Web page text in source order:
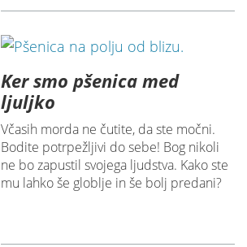
Ker smo pšenica med
ljuljko
Včasih morda ne čutite, da ste močni.
Bodite potrpežljivi do sebe! Bog nikoli
ne bo zapustil svojega ljudstva. Kako ste
mu lahko še globlje in še bolj predani?